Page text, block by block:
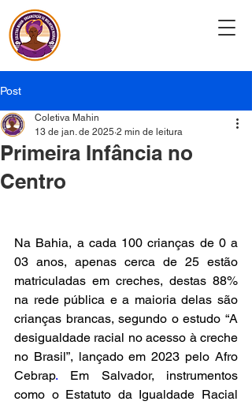
Post
Primeira Infância no
Centro
Coletiva Mahin
13 de jan. de 2025 2 min de leitura
Na Bahia, a cada 100 crianças de 0 a
03 anos, apenas cerca de 25 estão
matriculadas em creches, destas 88%
na rede pública e a maioria delas são
crianças brancas, segundo o estudo “A
desigualdade racial no acesso à creche
no Brasil”, lançado em 2023 pelo Afro
Cebrap. Em Salvador, instrumentos
como o Estatuto da Igualdade Racial